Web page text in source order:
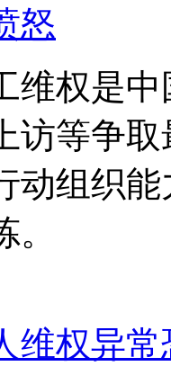
怒
维权是
访等争
动组织
维权异